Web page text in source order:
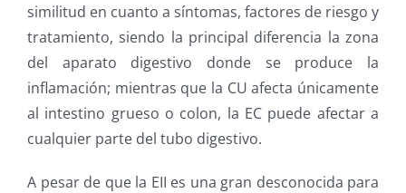
similitud en cuanto a síntomas, factores de riesgo y
tratamiento, siendo la principal diferencia la zona
del aparato digestivo donde se produce la
inflamación; mientras que la CU afecta únicamente
al intestino grueso o colon, la EC puede afectar a
cualquier parte del tubo digestivo.
A pesar de que la EII es una gran desconocida para